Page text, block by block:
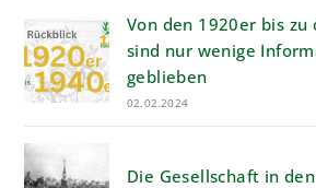
Von den 1920er bis zu
sind nur wenige
geblieben
02.02.2024
Die Gesellschaft in